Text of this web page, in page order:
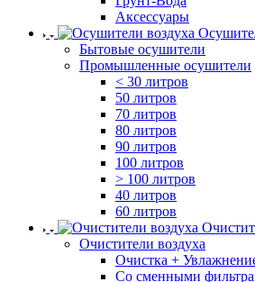
Аксессуары
Бытовые осушители
Промышленные осушители
< 30 литров
50 литров
70 литров
80 литров
90 литров
100 литров
> 100 литров
40 литров
60 литров
Очистители воздуха
Очистка +
Cо сменными